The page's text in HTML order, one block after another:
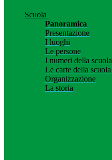
Scuola
Panoramica
Presentazione
I luoghi
Le persone
I numeri della scuola
Le carte della scuola
Organizzazione
La storia